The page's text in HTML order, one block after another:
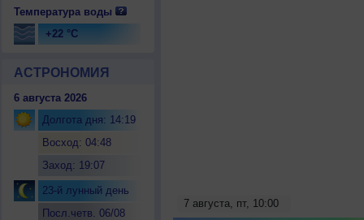
Температура воды
+22 °C
АСТРОНОМИЯ
6 августа 2026
Долгота дня: 14:19
Восход: 04:48
Заход: 19:07
23-й лунный день
Посл.четв. 06/08